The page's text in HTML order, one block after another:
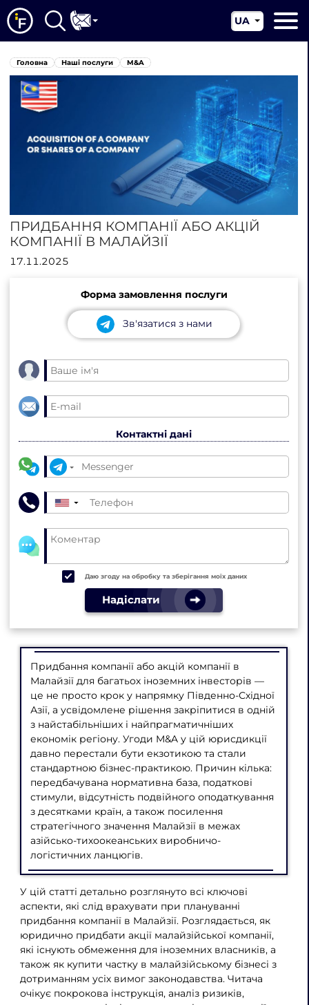
Про нас
Наші послуги
Новини
Юрисдикції
Контакти
UA
EN
Головна Наші послуги M&A
ПРИДБАННЯ КОМПАНІЇ АБО АКЦІЙ
КОМПАНІЇ В МАЛАЙЗІЇ
17.11.2025
Форма замовлення послуги
Зв'язатися з нами
Контактні дані
▼
Даю згоду на обробку та зберігання моїх даних
Надіслати
Придбання компанії або акцій компанії в
Малайзії для багатьох іноземних інвесторів —
це не просто крок у напрямку Південно-Східної
Азії, а усвідомлене рішення закріпитися в одній
з найстабільніших і найпрагматичніших
економік регіону. Угоди M&A у цій юрисдикції
давно перестали бути екзотикою та стали
стандартною бізнес-практикою. Причин кілька:
передбачувана нормативна база, податкові
стимули, відсутність подвійного оподаткування
з десятками країн, а також посилення
стратегічного значення Малайзії в межах
азійсько-тихоокеанських виробничо-
логістичних ланцюгів.
У цій статті детально розглянуто всі ключові
аспекти, які слід врахувати при плануванні
придбання компанії в Малайзії. Розглядається, як
юридично придбати акції малайзійської компанії,
які існують обмеження для іноземних власників, а
також як купити частку в малайзійському бізнесі з
дотриманням усіх вимог законодавства. Читача
очікує покрокова інструкція, аналіз ризиків,